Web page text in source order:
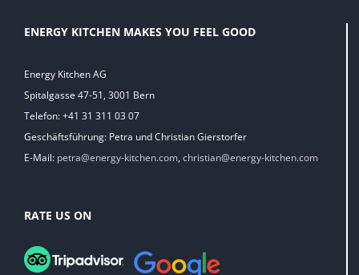
ENERGY KITCHEN MAKES YOU FEEL GOOD
Energy Kitchen AG
Spitalgasse 47-51, 3001 Bern
Telefon: +41 31 311 03 07
Geschäftsführung: Petra und Christian Gierstorfer
E-Mail: petra@energy-kitchen.com, christian@energy-kitchen.com
RATE US ON